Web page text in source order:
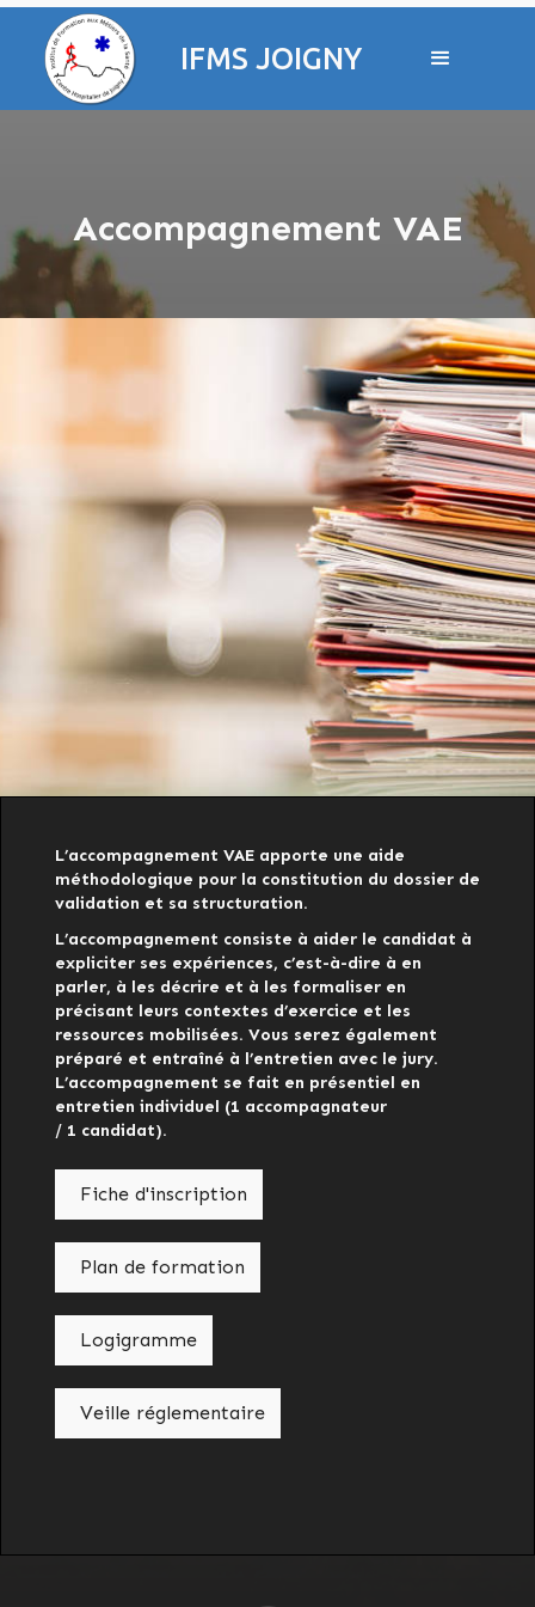
IFMS JOIGNY
Accompagnement VAE
L’accompagnement VAE apporte une aide
méthodologique pour la constitution du dossier de
validation et sa structuration.
L’accompagnement consiste à aider le candidat à
expliciter ses expériences, c’est-à-dire à en
parler, à les décrire et à les formaliser en
précisant leurs contextes d’exercice et les
ressources mobilisées. Vous serez également
préparé et entraîné à l’entretien avec le jury.
L’accompagnement se fait en présentiel en
entretien individuel (1 accompagnateur
/ 1 candidat).
Fiche d'inscription
Plan de formation
Logigramme
Veille réglementaire